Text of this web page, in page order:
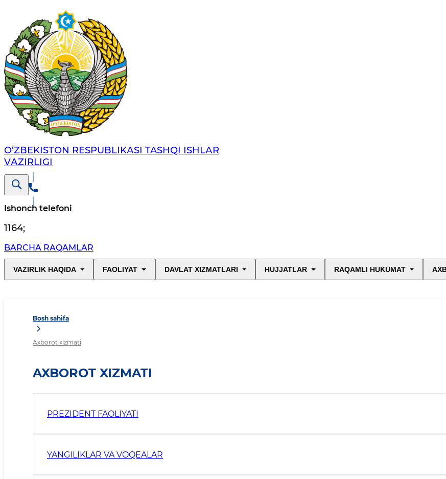
O‘ZBЕKISTОN RЕSPUBLIKАSI TASHQI ISHLАR
VАZIRLIGI
Ishonch telefoni
1164;
BARCHA RAQAMLAR
VAZIRLIK HAQIDA FAOLIYAT DAVLAT XIZMATLARI HUJJATLAR RAQAMLI HUKUMAT
Bosh sahifa
Axborot xizmati
AXBOROT XIZMATI
PREZIDENT FAOLIYATI
YANGILIKLAR VA VOQEALAR